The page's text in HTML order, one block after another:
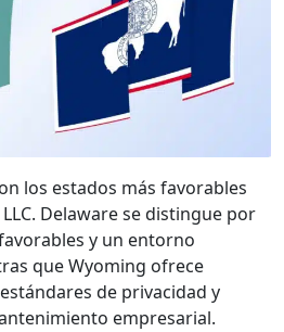
los estados más favorables
Delaware se distingue por
y un entorno
que Wyoming ofrece
de privacidad y
empresarial.